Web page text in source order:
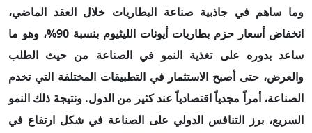
وما ساهم في جاذبية صناعة البطاريات خلال العقد الماضي،
انخفاض أسعار حزم بطاريات أيونات الليثيوم بنسبة 90%، وهو ما
ساعد بدوره على تغذية النمو في الصناعة من حيث الطلب
والعرض، حتى أصبح الاستثمار في التطبيقات المختلفة التي تخدم
الصناعة، أمراً مجدياً اقتصادياً عند كثير من الدول. ونتيجةَ ذلك النمو
السريع، برز التنافس الدولي على الصناعة في شكل ارتفاع في